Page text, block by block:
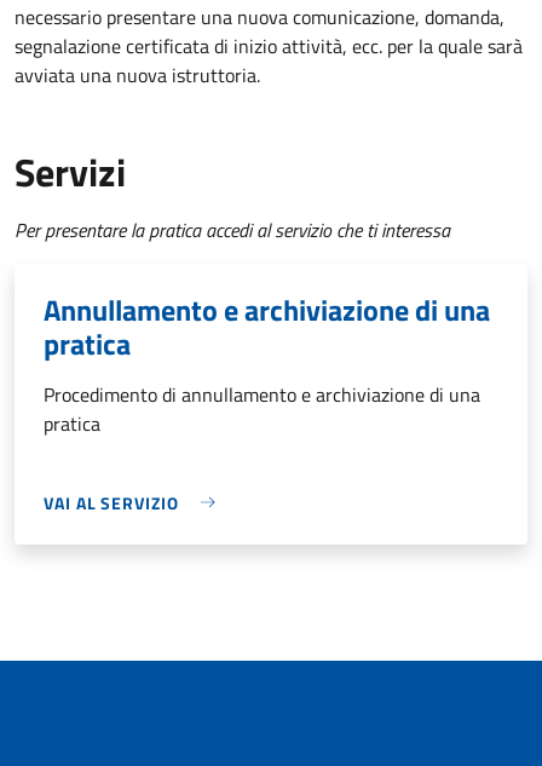
necessario presentare una nuova comunicazione, domanda,
segnalazione certificata di inizio attività, ecc. per la quale sarà
avviata una nuova istruttoria.
Servizi
Per presentare la pratica accedi al servizio che ti interessa
Annullamento e archiviazione di una
pratica
Procedimento di annullamento e archiviazione di una
pratica
VAI AL SERVIZIO